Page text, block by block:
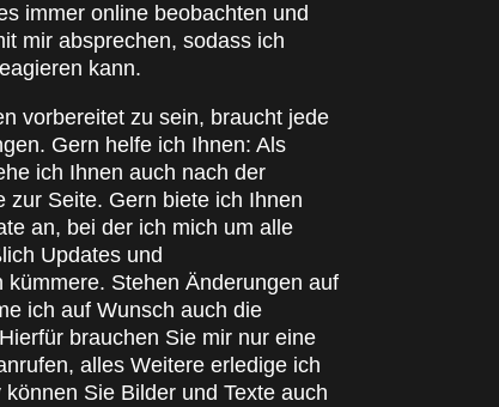
immer online beobachten und
mir absprechen, sodass ich
kann.
vorbereitet zu sein, braucht jede
Gern helfe ich Ihnen: Als
ich Ihnen auch nach der
zur Seite. Gern biete ich Ihnen
an, bei der ich mich um alle
Updates und
Stehen Änderungen auf
ich auf Wunsch auch die
brauchen Sie mir nur eine
alles Weitere erledige ich
Sie Bilder und Texte auch